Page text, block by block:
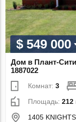
$ 549 000
Дом в Плант-
1887022
Комнат:3
Площадь:212
1405